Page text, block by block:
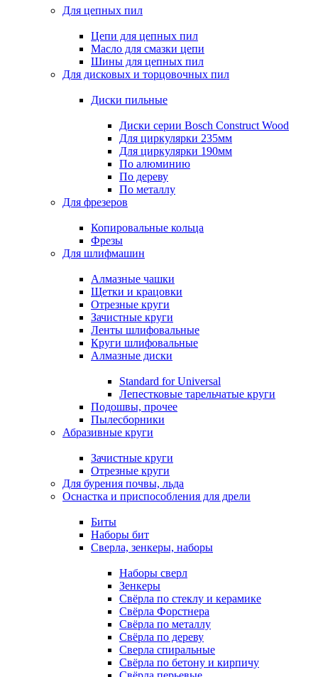
Для цепных пил
Цепи для цепных пил
Масло для смазки цепи
Шины для цепных пил
Для дисковых и торцовочных пил
Диски пильные
Диски серии Bosch Construct Wood
Для циркулярки 235мм
Для циркулярки 190мм
По алюминию
По дереву
По металлу
Для фрезеров
Копировальные кольца
Фрезы
Для шлифмашин
Алмазные чашки
Щетки и крацовки
Отрезные круги
Зачистные круги
Ленты шлифовальные
Круги шлифовальные
Алмазные диски
Standard for Universal
Лепестковые тарельчатые круги
Подошвы, прочее
Пылесборники
Абразивные круги
Зачистные круги
Отрезные круги
Для бурения почвы, льда
Оснастка и приспособления для дрели
Биты
Наборы бит
Сверла, зенкеры, наборы
Наборы сверл
Зенкеры
Свёрла по стеклу и керамике
Свёрла Форстнера
Свёрла по металлу
Свёрла по дереву
Сверла спиральные
Свёрла по бетону и кирпичу